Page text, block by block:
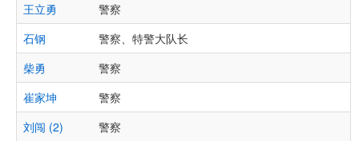
王立勇
警察
石钢
警察、特警大队长
柴勇
警察
崔家坤
警察
刘闯 (2)
警察